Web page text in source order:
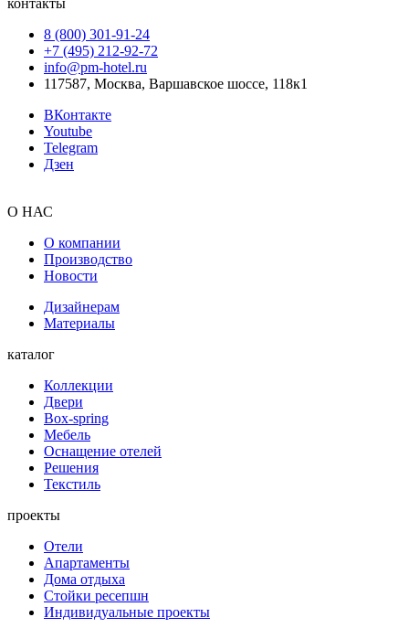
контакты
8 (800) 301‑91‑24
+7 (495) 212‑92‑72
info@pm-hotel.ru
117587, Москва, Варшавское шоссе, 118к1
ВКонтакте
Youtube
Telegram
Дзен
О НАС
О компании
Производство
Новости
Дизайнерам
Материалы
каталог
Коллекции
Двери
Box-spring
Мебель
Оснащение отелей
Решения
Текстиль
проекты
Отели
Апартаменты
Дома отдыха
Стойки ресепшн
Индивидуальные проекты